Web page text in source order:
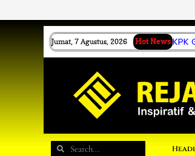
Jumat, 7 Agustus, 2026 Hot News KPK
Search
Search